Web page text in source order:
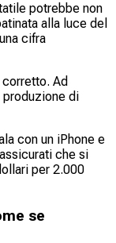
potrebbe non
alla luce del
cifra
Ad
produzione di
con un iPhone e
che si
per 2.000
se